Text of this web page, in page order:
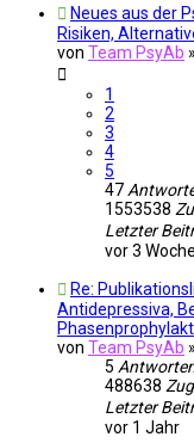
Neues aus der
Risiken,
von Team PsyAb »
1
2
3
4
5
47
1553538
Letzter
vor 3
Re:
Antidepressiva,
von Team PsyAb »
5
488638
Letzter
vor 1 Jahr